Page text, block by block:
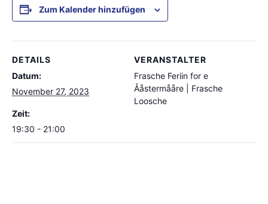
Zum Kalender hinzufügen
DETAILS
Datum:
November 27, 2023
Zeit:
19:30 - 21:00
VERANSTALTER
Frasche Feriin for e
Ååstermååre | Frasche
Loosche